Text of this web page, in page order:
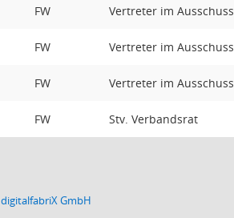
FW Vertreter im Ausschuss
FW Vertreter im Ausschuss
FW Vertreter im Ausschuss
FW Stv. Verbandsrat
digitalfabriX GmbH